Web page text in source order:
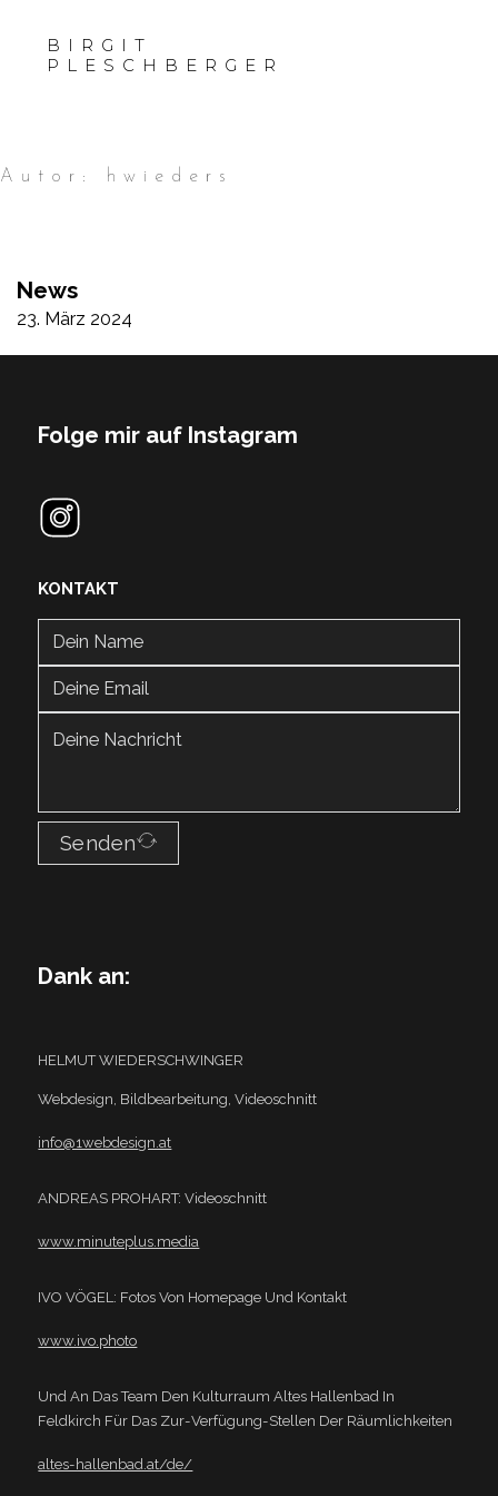
BIRGIT
PLESCHBERGER
Autor: hwieders
News
23. März 2024
Folge mir auf Instagram
KONTAKT
Senden
Dank an:
HELMUT WIEDERSCHWINGER
Webdesign, Bildbearbeitung, Videoschnitt
info@1webdesign.at
ANDREAS PROHART: Videoschnitt
www.minuteplus.media
IVO VÖGEL: Fotos Von Homepage Und Kontakt
www.ivo.photo
Und An Das Team Den Kulturraum Altes Hallenbad In
Feldkirch Für Das Zur-Verfügung-Stellen Der Räumlichkeiten
altes-hallenbad.at/de/